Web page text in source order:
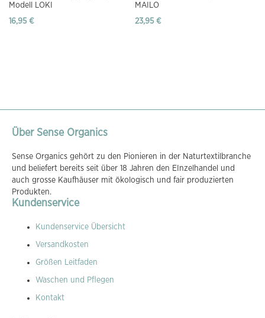
Modell LOKI
16,95 €
MAILO
23,95 €
Über Sense Organics
Sense Organics gehört zu den Pionieren in der Naturtextilbranche
und beliefert bereits seit über 18 Jahren den EInzelhandel und
auch grosse Kaufhäuser mit ökologisch und fair produzierten
Produkten.
Kundenservice
Kundenservice Übersicht
Versandkosten
Größen Leitfaden
Waschen und Pflegen
Kontakt